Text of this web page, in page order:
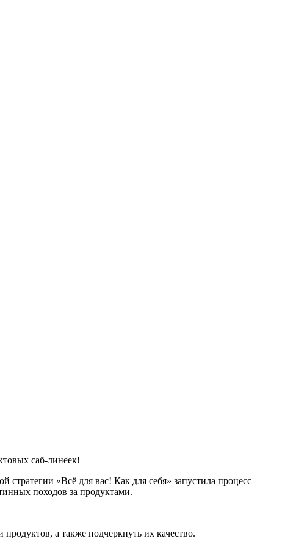
саб-линеек!
«Всё для вас! Как для себя» запустила процесс
походов за продуктами.
а также подчеркнуть их качество.